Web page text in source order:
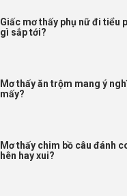
Giấc mơ thấy phụ nữ đi tiểu
gì sắp tới?
Mơ thấy ăn trộm mang ý
mấy?
Mơ thấy chim bồ câu đánh
hên hay xui?